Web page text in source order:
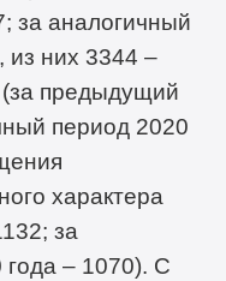
за аналогичный
из них 3344 –
предыдущий
период 2020
характера
за
– 1070). С